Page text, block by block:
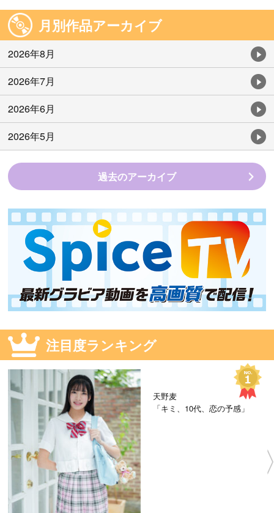
月別作品アーカイブ
2026年8月
2026年7月
2026年6月
2026年5月
過去のアーカイブ
注目度ランキング
天野麦
「キミ、10代、恋の予感」